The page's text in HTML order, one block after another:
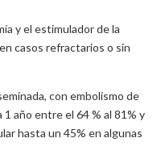
y el estimulador de la
casos refractarios o sin
con embolismo de
año entre el 64 % al 81% y
hasta un 45% en algunas